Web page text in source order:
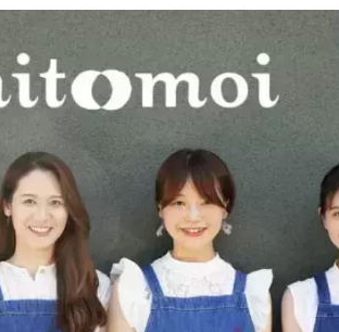
ガーファースト